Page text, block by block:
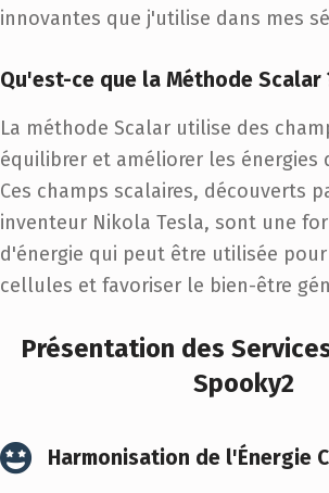
innovantes que j'utilise dans mes
Qu'est-ce que la Méthode Scalar
La méthode Scalar utilise des
équilibrer et améliorer les énergies
Ces champs scalaires, découverts
inventeur Nikola Tesla, sont une
d'énergie qui peut être utilisée
cellules et favoriser le bien-être
Présentation des
Spooky2
Harmonisation de l'Énergie